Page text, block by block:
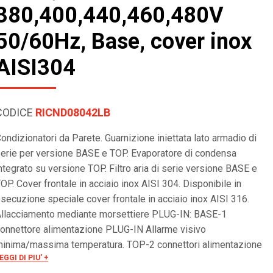
60Hz, Base, cover inox
RICND08042LB
da Parete. Guarnizione iniettata lato armadio di
per versione BASE e TOP. Evaporatore di condensa
su versione TOP. Filtro aria di serie versione BASE e
Cover frontale in acciaio inox AISI 304. Disponibile in
speciale cover frontale in acciaio inox AISI 316.
mediante morsettiere PLUG-IN: BASE-1
alimentazione PLUG-IN Allarme visivo
massima temperatura. TOP-2 connettori alimentazione
IN. Gestione allarme a morsettiera. ON/OFF remoto.
DI PIU' +